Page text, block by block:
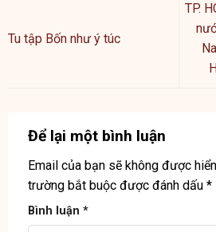
Tu tập Bốn như ý túc
TP.
Để lại một bình luận
Email của bạn sẽ không được
trường bắt buộc được đánh dấu *
Bình luận *